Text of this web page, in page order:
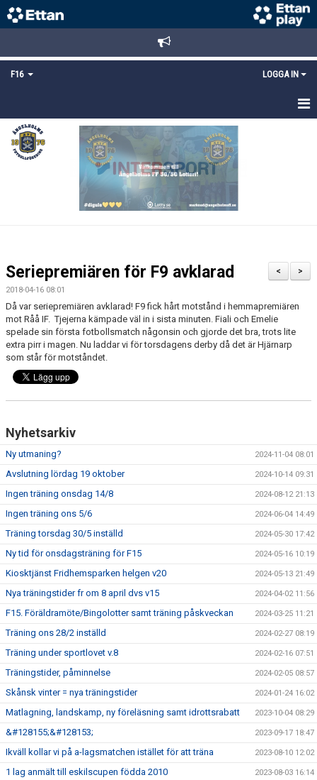
F16 LOGGA IN
HEM
NYHETER
DOKUMENT
BILDGALLERI
KONTAKT
PLANSKISS FRIDHEMSPARKEN
>
<
Seriepremiären för F9 avklarad
2018-04-16 08:01
Då var seriepremiären avklarad! F9 fick hårt motstånd i hemmapremiären
mot Råå IF. Tjejerna kämpade väl in i sista minuten. Fiali och Emelie
spelade sin första fotbollsmatch någonsin och gjorde det bra, trots lite
extra pirr i magen. Nu laddar vi för torsdagens derby då det är Hjärnarp
som står för motståndet.
Nyhetsarkiv
Ny utmaning? 2024-11-04 08:01
Avslutning lördag 19 oktober 2024-10-14 09:31
Ingen träning onsdag 14/8 2024-08-12 21:13
Ingen träning ons 5/6 2024-06-04 14:49
Träning torsdag 30/5 inställd 2024-05-30 17:42
Ny tid för onsdagsträning för F15 2024-05-16 10:19
Kiosktjänst Fridhemsparken helgen v20 2024-05-13 21:49
Nya träningstider fr om 8 april dvs v15 2024-04-02 11:56
F15. Föräldramöte/Bingolotter samt träning påskveckan 2024-03-25 11:21
Träning ons 28/2 inställd 2024-02-27 08:19
Träning under sportlovet v.8 2024-02-16 07:51
Träningstider, påminnelse 2024-02-05 08:57
Skånsk vinter = nya träningstider 2024-01-24 16:02
Matlagning, landskamp, ny föreläsning samt idrottsrabatt 2023-10-04 08:29
&#128155;&#128153; 2023-09-17 18:47
Ikväll kollar vi på a-lagsmatchen istället för att träna 2023-08-10 12:02
1 lag anmält till eskilscupen födda 2010 2023-08-03 16:14